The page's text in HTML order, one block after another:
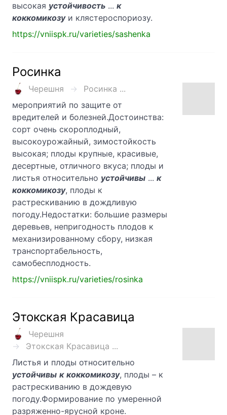
высокая устойчивость ... к
коккомикозуи клястероспориозу.
https://vniispk.ru/varieties/sashenka
Росинка
Черешня
Росинка ...
мероприятий по защите от
вредителей и болезней.Достоинства:
сорт очень скороплодный,
высокоурожайный, зимостойкость
высокая; плоды крупные, красивые,
десертные, отличного вкуса; плоды и
листья относительно устойчивы ... к
коккомикозу, плоды к
растрескиванию в дождливую
погоду.Недостатки: большие размеры
деревьев, непригодность плодов к
механизированному сбору, низкая
транспортабельность,
самобесплодность.
https://vniispk.ru/varieties/rosinka
Этокская Красавица
Черешня
Этокская Красавица ...
Листья и плоды относительно
устойчивы к коккомикозу, плоды – к
растрескиванию в дождевую
погоду.Формирование по умеренной
разряженно-ярусной кроне.